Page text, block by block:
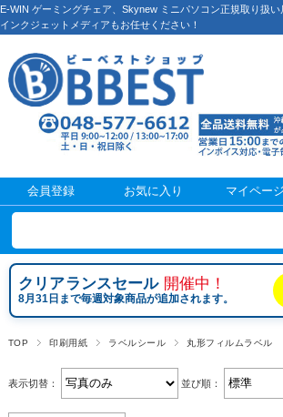
E-WIN ゲーミングチェア、Skynew ミニパソコン正規取り扱
インクジェットメディアもお任せください！
会員登録 お気に入り マイページ
クリアランスセール 開催中！
8月31日まで毎週対象商品が追加されます。
TOP 印刷用紙 ラベルシール 丸形フィルムラベル
表示切替： 並び順：